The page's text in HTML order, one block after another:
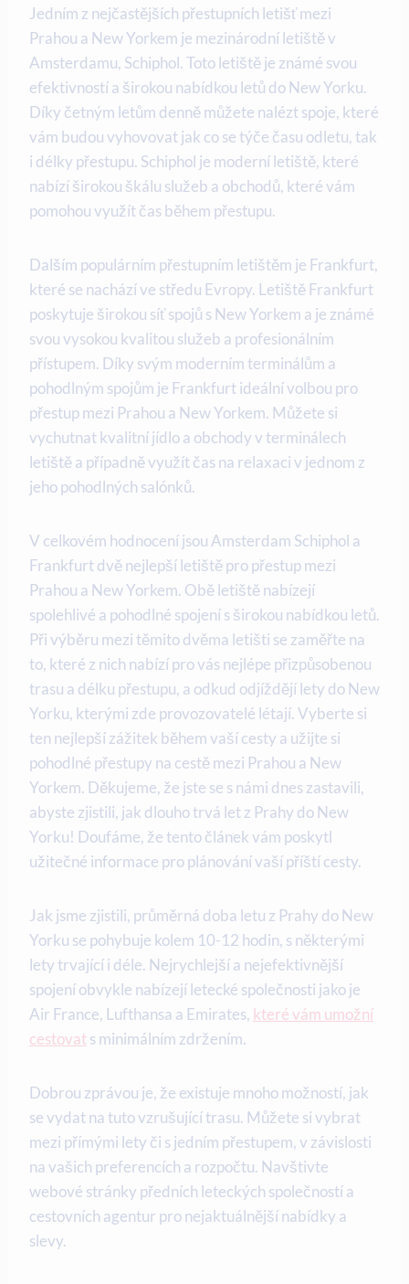
Jedním z nejčastějších přestupních letišť mezi
Prahou a New Yorkem je mezinárodní letiště v
Amsterdamu, Schiphol. Toto letiště je známé svou
efektivností a širokou nabídkou letů do New Yorku.
Díky četným letům denně můžete nalézt spoje, které
vám budou vyhovovat jak co se týče času odletu, tak
i délky přestupu. Schiphol je moderní letiště, které
nabízí širokou škálu služeb a obchodů, které vám
pomohou využít čas během přestupu.
Dalším populárním přestupním letištěm je Frankfurt,
které se nachází ve středu Evropy. Letiště Frankfurt
poskytuje širokou síť spojů s New Yorkem a je známé
svou vysokou kvalitou služeb a profesionálním
přístupem. Díky svým moderním terminálům a
pohodlným spojům je Frankfurt ideální volbou pro
přestup mezi Prahou a New Yorkem. Můžete si
vychutnat kvalitní jídlo a obchody v terminálech
letiště a případně využít čas na relaxaci v jednom z
jeho pohodlných salónků.
V celkovém hodnocení jsou Amsterdam Schiphol a
Frankfurt dvě nejlepší letiště pro přestup mezi
Prahou a New Yorkem. Obě letiště nabízejí
spolehlivé a pohodlné spojení s širokou nabídkou letů.
Při výběru mezi těmito dvěma letišti se zaměřte na
to, které z nich nabízí pro vás nejlépe přizpůsobenou
trasu a délku přestupu, a odkud odjíždějí lety do New
Yorku, kterými zde provozovatelé létají. Vyberte si
ten nejlepší zážitek během vaší cesty a užijte si
pohodlné přestupy na cestě mezi Prahou a New
Yorkem. Děkujeme, že jste se s námi dnes zastavili,
abyste zjistili, jak dlouho trvá let z Prahy do New
Yorku! Doufáme, že tento článek vám poskytl
užitečné informace pro plánování vaší příští cesty.
Jak jsme zjistili, průměrná doba letu z Prahy do New
Yorku se pohybuje kolem 10-12 hodin, s některými
lety trvající i déle. Nejrychlejší a nejefektivnější
spojení obvykle nabízejí letecké společnosti jako je
Air France, Lufthansa a Emirates, které vám umožní
cestovats minimálním zdržením.
Dobrou zprávou je, že existuje mnoho možností, jak
se vydat na tuto vzrušující trasu. Můžete si vybrat
mezi přímými lety či s jedním přestupem, v závislosti
na vašich preferencích a rozpočtu. Navštivte
webové stránky předních leteckých společností a
cestovních agentur pro nejaktuálnější nabídky a
slevy.